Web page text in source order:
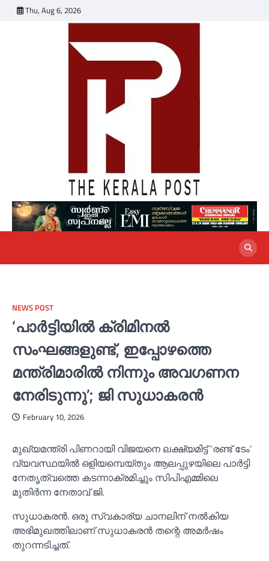
Thu, Aug 6, 2026
NEWS POST
‘പാര്‍ട്ടിയില്‍ ക്രിമിനല്‍
സംഘങ്ങളുണ്ട്, ഇപ്പോഴത്തെ
മന്ത്രിമാരില്‍ നിന്നും അവഗണന
നേരിടുന്നു’; ജി സുധാകരൻ
February 10, 2026
മുഖ്യമന്ത്രി പിണറായി വിജയനെ ലക്ഷ്യമിട്ട് ‘രണ്ട് ടേം’
വ്യവസ്ഥയില്‍ ഒളിയമ്പെയ്തും ആലപ്പുഴയിലെ പാർട്ടി
നേതൃത്വത്തെ കടന്നാക്രമിച്ചും സിപിഎമ്മിലെ
മുതിർന്ന നേതാവ് ജി.
സുധാകരൻ. ഒരു സ്വകാര്യ ചാനലിന് നല്‍കിയ
അഭിമുഖത്തിലാണ് സുധാകരൻ തന്റെ അമർഷം
തുറന്നടിച്ചത്.